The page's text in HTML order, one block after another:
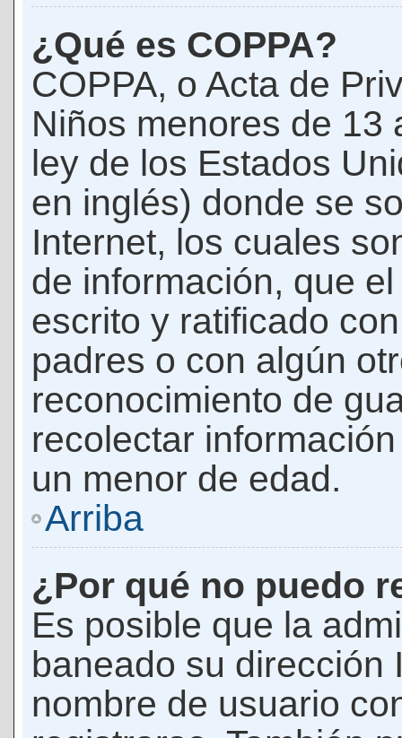
¿Qué es COPPA?
COPPA, o Acta de
Niños menores de 13
ley de los Estados
en inglés) donde se
Internet, los cuales
de información, que
escrito y ratificado
padres o con algún
reconocimiento de
recolectar
un menor de edad.
Arriba
¿Por qué no puedo
Es posible que la
baneado su dirección
nombre de usuario